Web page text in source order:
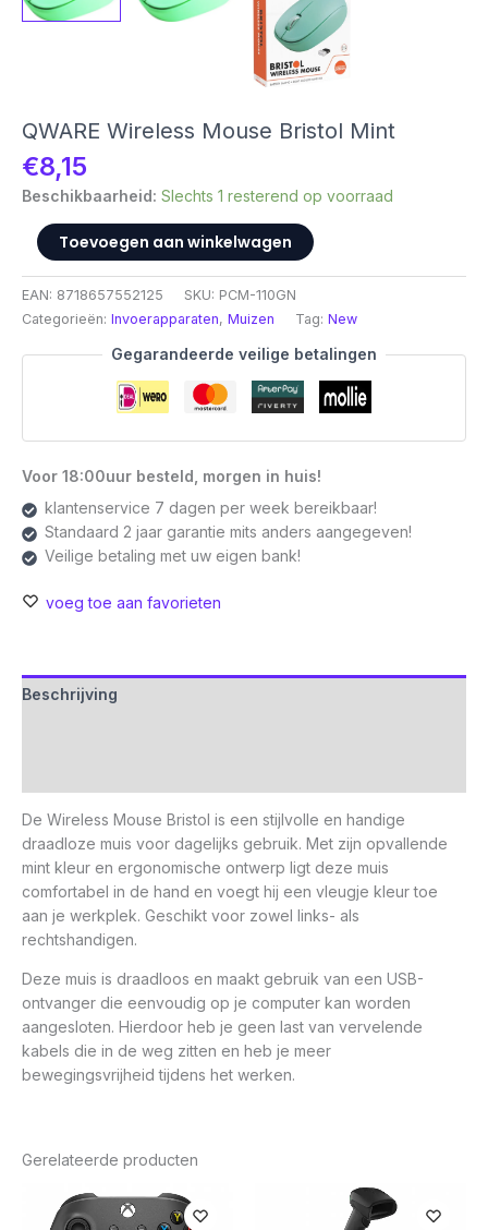
QWARE Wireless Mouse Bristol Mint
€8,15
Beschikbaarheid: Slechts 1 resterend op voorraad
QWARE
Wireless
Mouse
Bristol
Mint
aantal
Toevoegen aan winkelwagen
EAN: 8718657552125 SKU: PCM-110GN
Categorieën: Invoerapparaten, Muizen Tag: New
Gegarandeerde veilige betalingen
Voor 18:00uur besteld, morgen in huis!
klantenservice 7 dagen per week bereikbaar!
Standaard 2 jaar garantie mits anders aangegeven!
Veilige betaling met uw eigen bank!
voeg toe aan favorieten
Beschrijving
De Wireless Mouse Bristol is een stijlvolle en handige
draadloze muis voor dagelijks gebruik. Met zijn opvallende
mint kleur en ergonomische ontwerp ligt deze muis
comfortabel in de hand en voegt hij een vleugje kleur toe
aan je werkplek. Geschikt voor zowel links- als
rechtshandigen.
Deze muis is draadloos en maakt gebruik van een USB-
ontvanger die eenvoudig op je computer kan worden
aangesloten. Hierdoor heb je geen last van vervelende
kabels die in de weg zitten en heb je meer
bewegingsvrijheid tijdens het werken.
Gerelateerde producten